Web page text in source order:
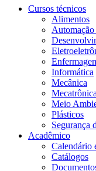
Cursos técnicos
Alimentos
Informática
Mecânica
Mecatrônica
Meio
Plásticos
Segurança
Acadêmico
Calendário
Catálogos